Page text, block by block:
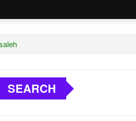
SEARCH